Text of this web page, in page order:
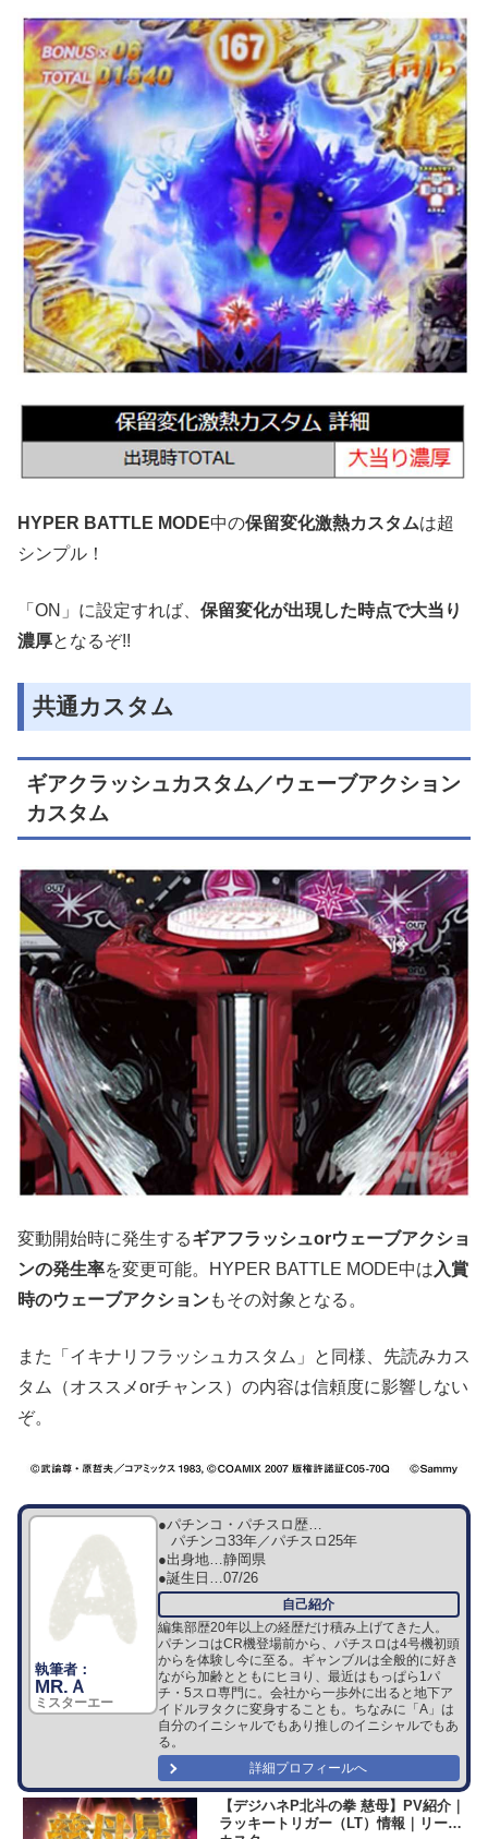
HYPER BATTLE MODE中の保留変化激熱カスタムは超
シンプル！
「ON」に設定すれば、 保留変化が出現した時点で大当り
濃厚となるぞ!!
共通カスタム
ギアクラッシュカスタム／ウェーブアクション
カスタム
変動開始時に発生するギアフラッシュorウェーブアクショ
ンの発生率を変更可能。HYPER BATTLE MODE中は 入賞
時のウェーブアクションもその対象となる。
また「イキナリフラッシュカスタム」と同様、先読みカス
タム（オススメorチャンス）の内容は信頼度に影響しない
ぞ。
MR.Ａ
ミスターエー
●パチンコ・パチスロ歴…
パチンコ33年／パチスロ25年
●出身地…静岡県
●誕生日…07/26
編集部歴20年以上の経歴だけ積み上げてきた人。
パチンコはCR機登場前から、パチスロは4号機初頭
からを体験し今に至る。ギャンブルは全般的に好き
ながら加齢とともにヒヨり、最近はもっぱら1パ
チ・5スロ専門に。会社から一歩外に出ると地下ア
イドルヲタクに変身することも。ちなみに「A」は
自分のイニシャルでもあり推しのイニシャルでもあ
る。
詳細プロフィールへ
【デジハネP北斗の拳 慈母】PV紹介｜
ラッキートリガー（LT）情報｜リーチ